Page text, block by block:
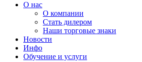
О нас
О компании
Стать дилером
Наши торговые знаки
Новости
Инфо
Обучение и услуги